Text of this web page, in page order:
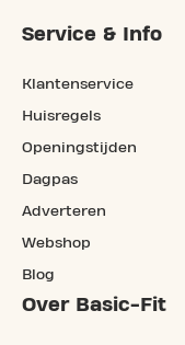
Service & Info
Klantenservice
Huisregels
Openingstijden
Dagpas
Adverteren
Webshop
Blog
Over Basic-Fit